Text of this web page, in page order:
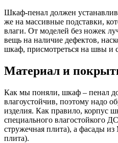
Шкаф-пенал должен
же на массивные подставки,
влаги. От моделей без ножек
вещь на наличие дефектов,
шкаф, присмотреться на швы и
Материал и
Как мы поняли, шкаф – пенал
влагоустойчив, поэтому надо
изделия. Как правило, корпус
специального влагостойкого
стружечная плита), а фасады
плита).